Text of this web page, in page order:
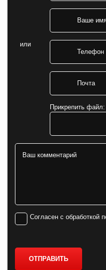
или
Прикрепить файл:
Согласен с обработкой
ОТПРАВИТЬ